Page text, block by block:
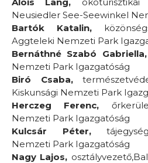
Neusiedler See-Seewinkel
Bartók Katalin,
Aggteleki Nemzeti Park
Bernáthné Szabó
Nemzeti Park Igazgatóság
Biró Csaba,
Kiskunsági Nemzeti Park
Herczeg Ferenc,
Nemzeti Park Igazgatóság
Kulcsár Péter,
Nemzeti Park Igazgatóság
Nagy Lajos,